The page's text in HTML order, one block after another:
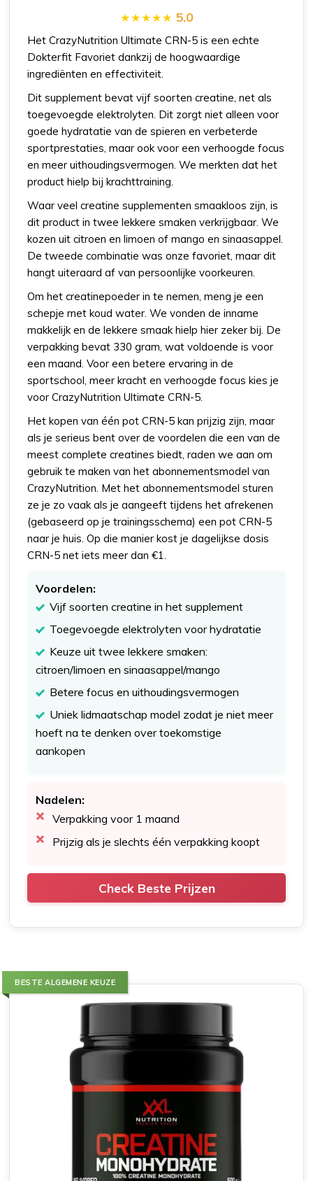
5.0
Het CrazyNutrition Ultimate CRN-5 is een echte
Dokterfit Favoriet dankzij de hoogwaardige
ingrediënten en effectiviteit.
Dit supplement bevat vijf soorten creatine, net als
toegevoegde elektrolyten. Dit zorgt niet alleen voor
goede hydratatie van de spieren en verbeterde
sportprestaties, maar ook voor een verhoogde focus
en meer uithoudingsvermogen. We merkten dat het
product hielp bij krachttraining.
Waar veel creatine supplementen smaakloos zijn, is
dit product in twee lekkere smaken verkrijgbaar. We
kozen uit citroen en limoen of mango en sinaasappel.
De tweede combinatie was onze favoriet, maar dit
hangt uiteraard af van persoonlijke voorkeuren.
Om het creatinepoeder in te nemen, meng je een
schepje met koud water. We vonden de inname
makkelijk en de lekkere smaak hielp hier zeker bij. De
verpakking bevat 330 gram, wat voldoende is voor
een maand.Voor een betere ervaring in de
sportschool, meer kracht en verhoogde focus kies je
voor CrazyNutrition Ultimate CRN-5.
Het kopen van één pot CRN-5 kan prijzig zijn, maar
als je serieus bent over de voordelen die een van de
meest complete creatines biedt, raden we aan om
gebruik te maken van het abonnementsmodel van
CrazyNutrition. Met het abonnementsmodel sturen
ze je zo vaak als je aangeeft tijdens het afrekenen
(gebaseerd op je trainingsschema) een pot CRN-5
naar je huis. Op die manier kost je dagelijkse dosis
CRN-5 net iets meer dan €1.
Voordelen:
Vijf soorten creatine in het supplement
Toegevoegde elektrolyten voor hydratatie
Keuze uit twee lekkere smaken:
citroen/limoen en sinaasappel/mango
Betere focus en uithoudingsvermogen
Uniek lidmaatschap model zodat je niet meer
hoeft na te denken over toekomstige
aankopen
Nadelen:
Verpakking voor 1 maand
Prijzig als je slechts één verpakking koopt
Check Beste Prijzen
BESTE ALGEMENE KEUZE